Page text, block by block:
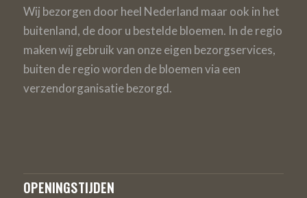
Wij bezorgen door heel Nederland maar ook in het
buitenland, de door u bestelde bloemen. In de regio
maken wij gebruik van onze eigen bezorgservices,
buiten de regio worden de bloemen via een
verzendorganisatie bezorgd.
OPENINGSTIJDEN